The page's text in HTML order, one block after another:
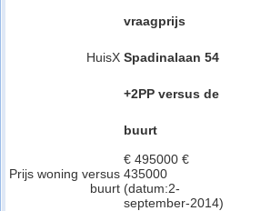
HuisX
vraagprijs
Spadinalaan 54
+2PP versus de
buurt
Prijs woning versus
buurt
€ 495000 €
435000
(datum:2-
september-2014)